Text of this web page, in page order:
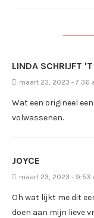
LINDA SCHRIJFT 'T
maart 23, 2023 - 7:36
Wat een origineel
volwassenen.
JOYCE
maart 23, 2023 - 9:53
Oh wat lijkt me dit
doen aan mijn lieve